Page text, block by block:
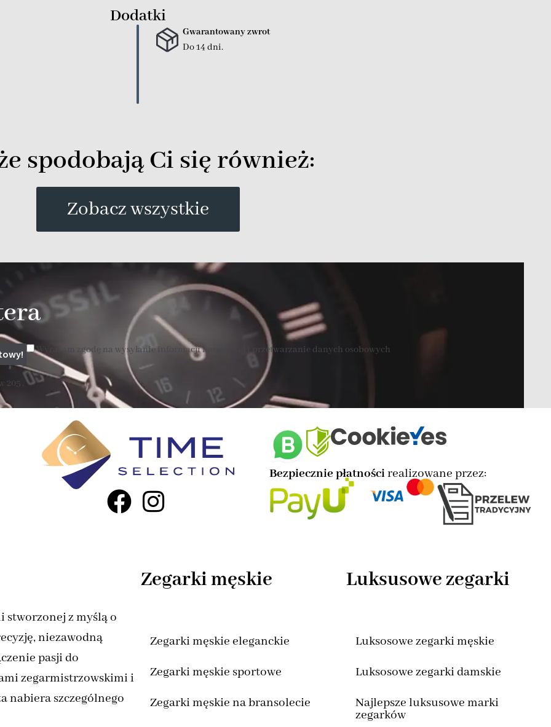
Dodatki
Gwarantowany zwrot
Do 14 dni.
spodobają Ci się również:
Zobacz wszystkie
Wyrażam zgodę na wysyłanie informacji handlowej i przetwarzanie danych osobowych
205 .
Bezpiecznie płatnościrealizowane przez:
z myślą o
niezawodną
pasji do
zegarmistrzowskimi i
nabiera szczególnego
Zegarki męskie
Zegarki męskie eleganckie
Zegarki męskie sportowe
Zegarki męskie na bransolecie
Luksusowe zegarki
Luksosowe zegarki męskie
Luksosowe zegarki damskie
Najlepsze luksusowe marki
zegarków